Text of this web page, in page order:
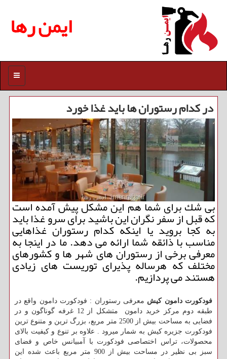
ایمن رها
منو
در كدام رستوران ها باید غذا خورد
بی شك برای شما هم این مشكل پیش آمده است
كه قبل از سفر نگران این باشید برای سرو غذا باید
به كجا بروید یا اینكه كدام رستوران غذاهایی
مناسب با ذائقه شما ارائه می دهد. ما در اینجا به
معرفی برخی از رستوران های شهر ها و كشورهای
مختلف كه هرساله پذیرای توریست های زیادی
هستند می پردازیم.
فودکورت دامون کیش معرفی رستوران : فودکورت دامون واقع در
طبقه دوم مرکز خرید دامون متشکل از 12 غرفه گوناگون و در
فضایی به مساحت بیش از 2500 متر مربع، بزرگ ترین و متنوع ترین
فودکورت جزیره کیش به شمار میرود . علاوه بر تنوع و کیفیت بالای
محصولات، تراس اختصاصی فودکورت با آمبیانس خاص و فضای
سبز بی نظیر در مساحت بیش از 900 متر مربع باعث شده این